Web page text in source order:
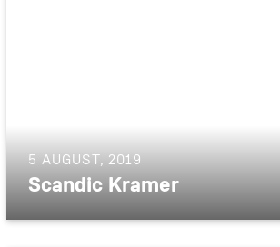
5 AUGUST, 2019
Scandic Kramer